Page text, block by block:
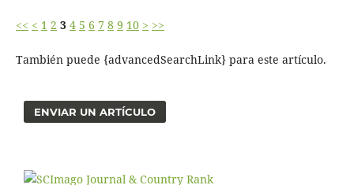
<< < 1 2 3 4 5 6 7 8 9 10 > >>
También puede {advancedSearchLink} para este artículo.
ENVIAR UN ARTÍCULO